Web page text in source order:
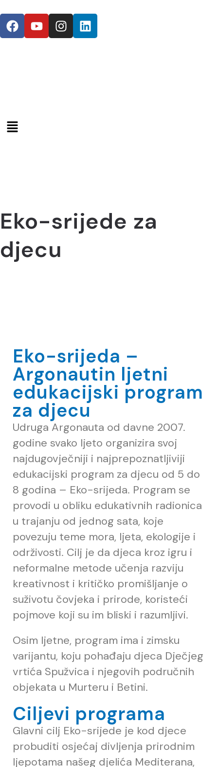
Eko-srijede za
djecu
Eko-srijeda –
Argonautin ljetni
edukacijski program
za djecu
Udruga Argonauta od davne 2007.
godine svako ljeto organizira svoj
najdugovječniji i najprepoznatljiviji
edukacijski program za djecu od 5 do
8 godina – Eko-srijeda. Program se
provodi u obliku edukativnih radionica
u trajanju od jednog sata, koje
povezuju teme mora, ljeta, ekologije i
održivosti. Cilj je da djeca kroz igru i
neformalne metode učenja razviju
kreativnost i kritičko promišljanje o
suživotu čovjeka i prirode, koristeći
pojmove koji su im bliski i razumljivi.
Osim ljetne, program ima i zimsku
varijantu, koju pohađaju djeca Dječjeg
vrtića Spužvica i njegovih područnih
objekata u Murteru i Betini.
Ciljevi programa
Glavni cilj Eko-srijede je kod djece
probuditi osjećaj divljenja prirodnim
ljepotama našeg djelića Mediterana,